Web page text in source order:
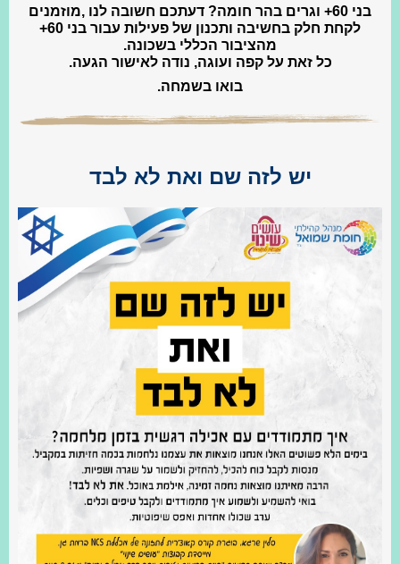
בני 60+ וגרים בהר חומה? דעתכם חשובה לנו ,מוזמנים
לקחת חלק בחשיבה ותכנון של פעילות עבור בני 60+
מהציבור הכללי בשכונה.
כל זאת על קפה ועוגה, נודה לאישור הגעה.
בואו בשמחה.
יש לזה שם ואת לא לבד